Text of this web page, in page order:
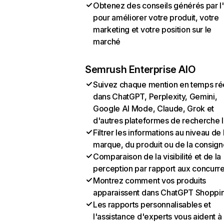
Obtenez des conseils générés par
pour améliorer votre produit, votre
marketing et votre position sur le
marché
Semrush Enterprise AIO
Suivez chaque mention en temps
dans ChatGPT, Perplexity, Gemini,
Google AI Mode, Claude, Grok et
d'autres plateformes de recherche
Filtrer les informations au niveau de
marque, du produit ou de la
Comparaison de la visibilité et de la
perception par rapport aux
Montrez comment vos produits
apparaissent dans ChatGPT
Les rapports personnalisables et
l'assistance d'experts vous aident à